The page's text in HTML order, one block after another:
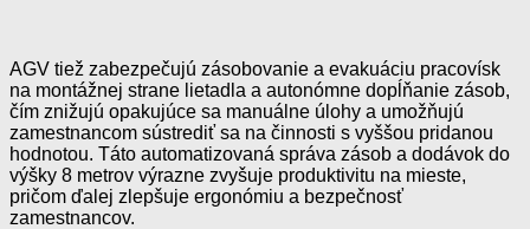
AGV tiež zabezpečujú zásobovanie a evakuáciu pracovísk
na montážnej strane lietadla a autonómne dopĺňanie zásob,
čím znižujú opakujúce sa manuálne úlohy a umožňujú
zamestnancom sústrediť sa na činnosti s vyššou pridanou
hodnotou. Táto automatizovaná správa zásob a dodávok do
výšky 8 metrov výrazne zvyšuje produktivitu na mieste,
pričom ďalej zlepšuje ergonómiu a bezpečnosť
zamestnancov.